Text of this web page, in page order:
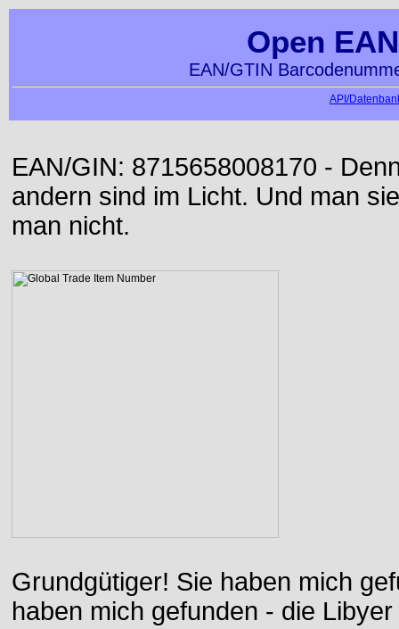
Open
EAN/GTIN
API/
EAN/GIN: 8715658008170 -
andern sind im Licht. Und man
man nicht.
Grundgütiger! Sie haben mich
haben mich gefunden - die